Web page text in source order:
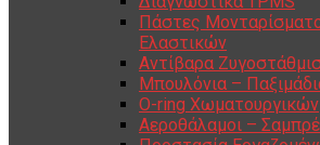
Πάστες
Ελαστικών
Αντίβαρα
Μπουλόνια –
O-ring Χωματουργικών
Αεροθάλαμοι –